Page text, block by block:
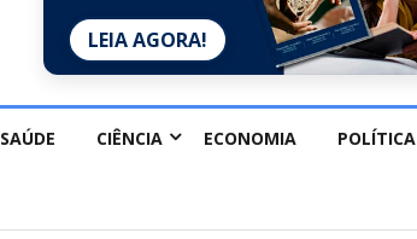
LEIA AGORA!
SAÚDE CIÊNCIA ECONOMIA POLÍTICA